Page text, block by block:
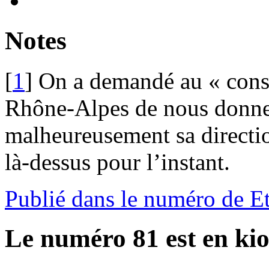
Notes
[1 ] On a demandé au «
Rhône-Alpes de nous
malheureusement sa
là-dessus pour l’instant.
Publié dans le numéro de
Le numéro 81 est en